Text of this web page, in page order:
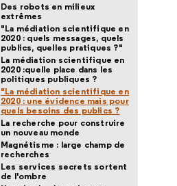
Des robots en milieux
extrêmes
"La médiation scientifique en
2020 : quels messages, quels
publics, quelles pratiques ?"
La médiation scientifique en
2020 :quelle place dans les
politiques publiques ?
"La médiation scientifique en
2020 : une évidence mais pour
quels besoins des publics ?
La recherche pour construire
un nouveau monde
Magnétisme : large champ de
recherches
Les services secrets sortent
de l'ombre